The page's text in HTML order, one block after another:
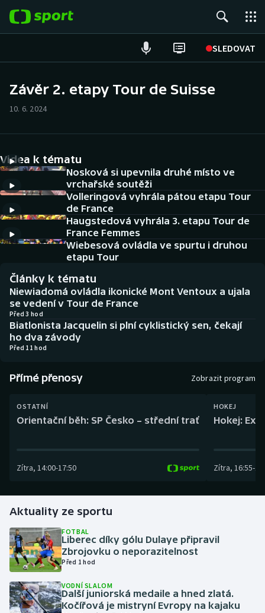
SLEDOVAT
Hokej
Tenis
Atletika
Cyklistika
DALŠÍ SPORTY
Americký fotbal
Baseball a softbal
Basketbal
Biatlon
Curling
Florbal
Golf
Gymnastika
Házená
NEPŘEHLÉDNĚTE
Soutěže
Historické návraty
Aplikace ČT sport
Závěr 2. etapy Tour de Suisse
10. 6. 2024
Videa k tématu
Nosková si upevnila druhé místo ve
vrchařské soutěži
Volleringová vyhrála pátou etapu Tour
de France
Haugstedová vyhrála 3. etapu Tour de
France Femmes
Wiebesová ovládla ve spurtu i druhou
etapu Tour
Články k tématu
Niewiadomá ovládla ikonické Mont Ventoux a ujala
se vedení v Tour de France
Před 3 hod
Biatlonista Jacquelin si plní cyklistický sen, čekají
ho dva závody
Před 11 hod
Přímé přenosy Zobrazit program
OSTATNÍ
Orientační běh: SP Česko – střední trať
Zítra, 14:00-17:50
HOKEJ
Hokej:
Zítra, 16:55-
Aktuality ze sportu
FOTBAL
Liberec díky gólu Dulaye připravil
Zbrojovku o neporazitelnost
Před 1 hod
VODNÍ SLALOM
Další juniorská medaile a hned zlatá.
Kočířová je mistryní Evropy na kajaku